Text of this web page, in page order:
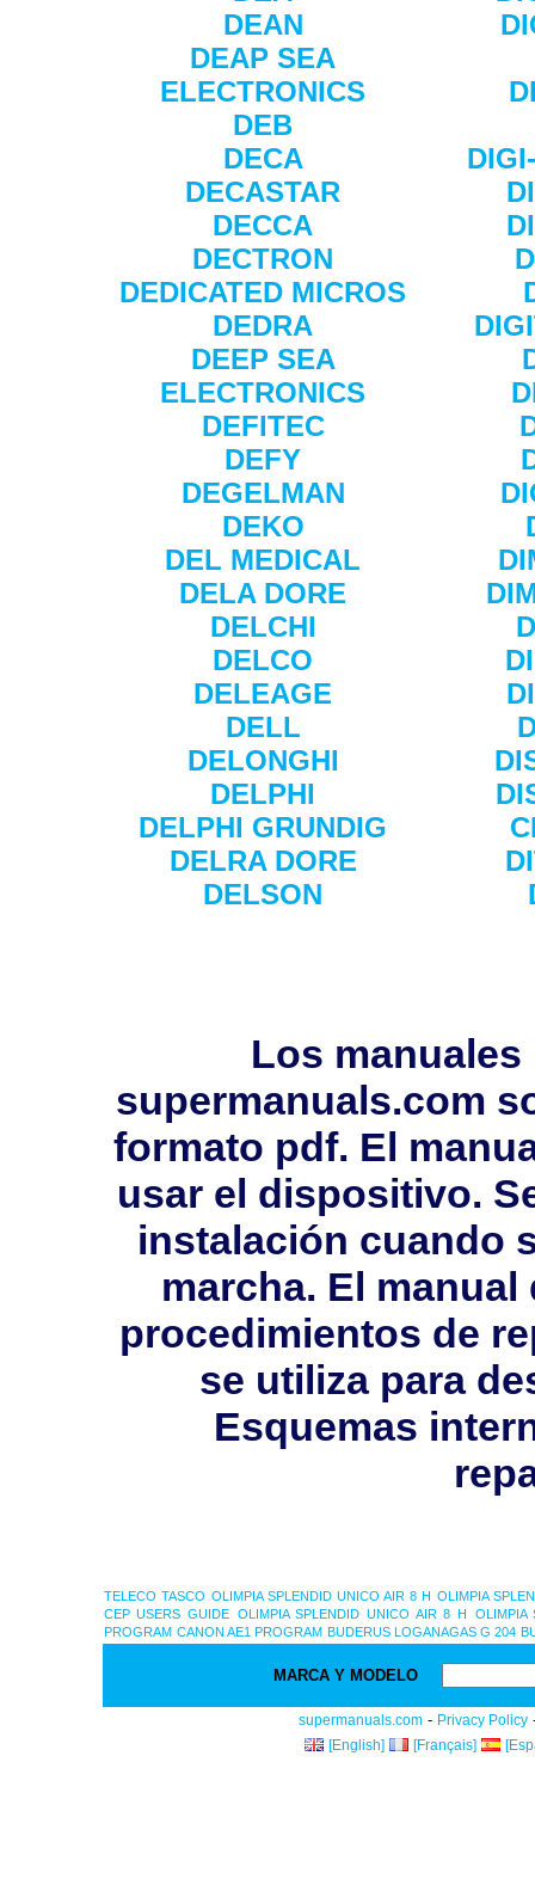
DEAN
DEAP SEA
ELECTRONICS
DEB
DECA
DECASTAR
DECCA
DECTRON
DEDICATED MICROS
DEDRA
DEEP SEA
ELECTRONICS
DEFITEC
DEFY
DEGELMAN
DEKO
DEL MEDICAL
DELA DORE
DELCHI
DELCO
DELEAGE
DELL
DELONGHI
DELPHI
DELPHI GRUNDIG
DELRA DORE
DELSON
Los
supermanuals.com
formato pdf. El
usar el dispositivo.
instalación cuando
marcha. El
procedimientos de
se utiliza para
Esquemas
TELECO TASCO OLIMPIA SPLENDID UNICO AIR 8 H OLIMPIA
CEP USERS GUIDE OLIMPIA SPLENDID UNICO AIR 8 H
OLIMPIA
PROGRAM CANON AE1 PROGRAM BUDERUS LOGANAGAS G 204
MARCA Y MODELO
supermanuals.com - Privacy Policy
[English] [Français]